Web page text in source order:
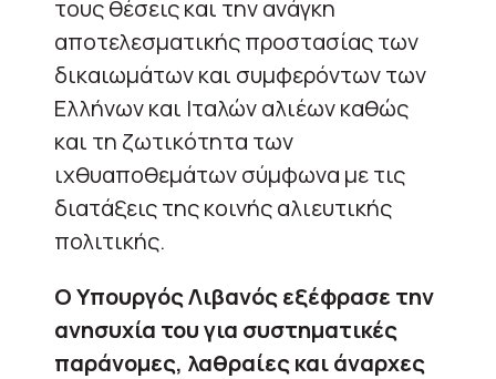
τους θέσεις και την ανάγκη
αποτελεσματικής προστασίας των
δικαιωμάτων και συμφερόντων των
Ελλήνων και Ιταλών αλιέων καθώς
και τη ζωτικότητα των
ιχθυαποθεμάτων σύμφωνα με τις
διατάξεις της κοινής αλιευτικής
πολιτικής.
Ο Υπουργός Λιβανός εξέφρασε την
ανησυχία του για συστηματικές
παράνομες, λαθραίες και άναρχες